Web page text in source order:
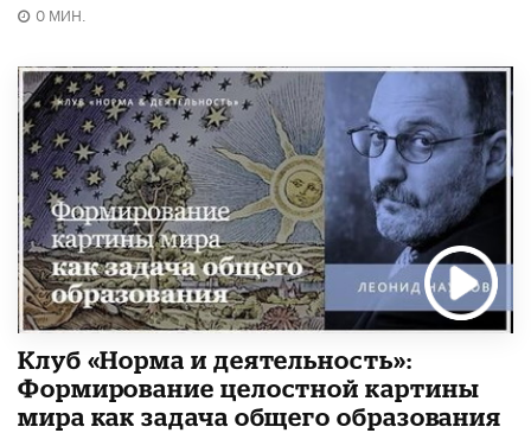
0 МИН.
Клуб «Норма и деятельность»:
Формирование целостной картины
мира как задача общего образования